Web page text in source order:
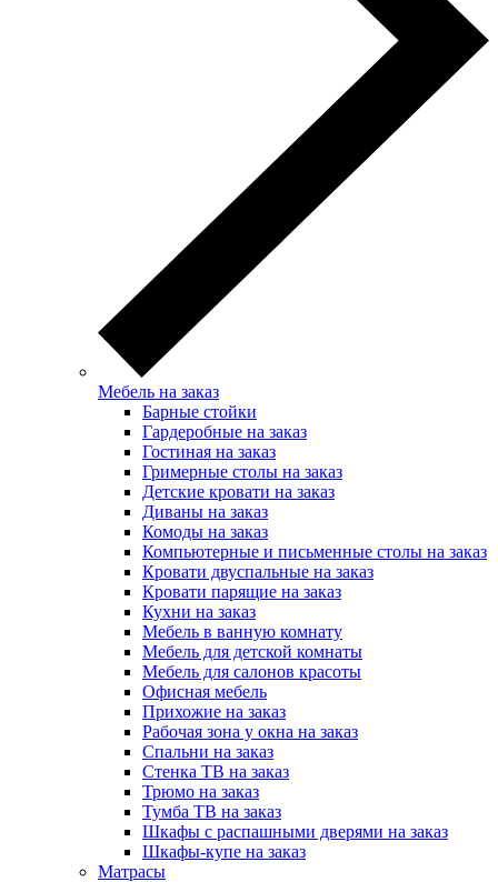
Мебель на заказ
Барные стойки
Гардеробные на заказ
Гостиная на заказ
Гримерные столы на заказ
Детские кровати на заказ
Диваны на заказ
Комоды на заказ
Компьютерные и письменные столы на заказ
Кровати двуспальные на заказ
Кровати парящие на заказ
Кухни на заказ
Мебель в ванную комнату
Мебель для детской комнаты
Мебель для салонов красоты
Офисная мебель
Прихожие на заказ
Рабочая зона у окна на заказ
Спальни на заказ
Стенка ТВ на заказ
Трюмо на заказ
Тумба ТВ на заказ
Шкафы с распашными дверями на заказ
Шкафы-купе на заказ
Матрасы